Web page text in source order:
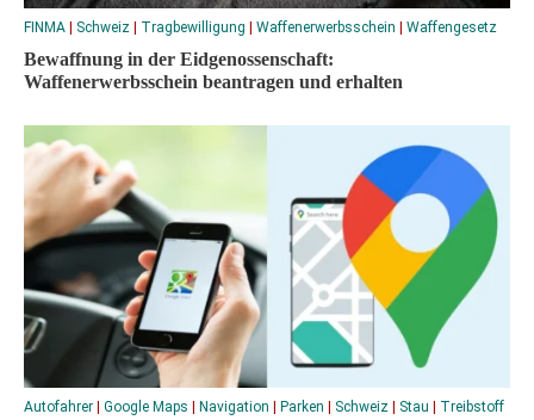
FINMA Schweiz Tragbewilligung Waffenerwerbsschein Waffengesetz
Bewaffnung in der Eidgenossenschaft:
Waffenerwerbsschein beantragen und erhalten
Autofahrer Google Maps Navigation Parken Schweiz Stau
Treibstoff